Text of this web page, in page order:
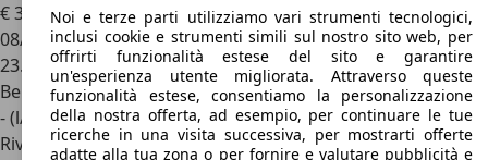
€ 355.000
08/2020
23.500 km
Benzina
- (l/100 km)
Rivenditore
Noi e terze parti utilizziamo vari strumenti tecnologici,
inclusi cookie e strumenti simili sul nostro sito web, per
offrirti funzionalità estese del sito e garantire
un'esperienza utente migliorata. Attraverso queste
funzionalità estese, consentiamo la personalizzazione
della nostra offerta, ad esempio, per continuare le tue
ricerche in una visita successiva, per mostrarti offerte
adatte alla tua zona o per fornire e valutare pubblicità e